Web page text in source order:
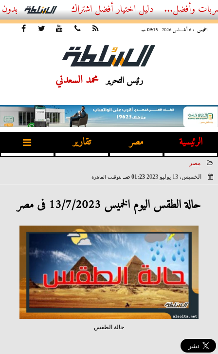
أفضل اشتراك IPTV بدون تقطيع 2026 – دليل المشاهد العصري
الخميس ، 6 أغسطس 2026 09:15 صـ
رئيس التحرير محمد السعدني
الرئيسية مصر تقارير
مصر
الخميس، 13 يوليو 2023
01:23 صـ بتوقيت القاهرة
حالة الطقس اليوم الخميس 13/7/2023 فى مصر
حالة الطقس